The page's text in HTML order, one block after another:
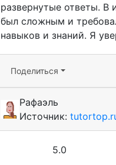
развернутые ответы. В
был сложным и
навыков и знаний. Я
Поделиться
Рафаэль
Источник:
5.0